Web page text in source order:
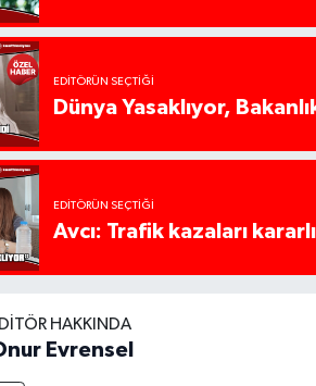
EDITÖRÜN SEÇTIĞI
Dünya Yasaklıyor,
EDITÖRÜN SEÇTIĞI
Avcı: Trafik kazaları
HAKKINDA
Evrensel